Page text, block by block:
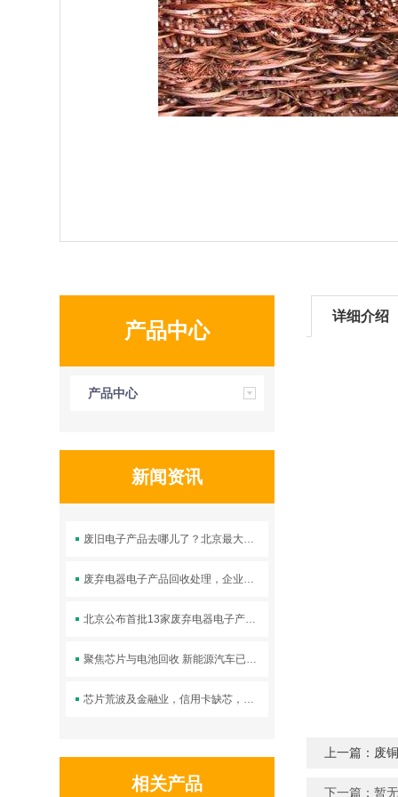
产品中心
产品中心
新闻资讯
废旧电子产品去哪儿了？北京最大电子垃圾拆解
废弃电器电子产品回收处理，企业大有可为
北京公布首批13家废弃电器电子产品回收试点单位
聚焦芯片与电池回收 新能源汽车已无需单独划重
芯片荒波及金融业，信用卡缺芯，供货吃紧
相关产品
详细介绍
上一篇：废
下一篇：暂